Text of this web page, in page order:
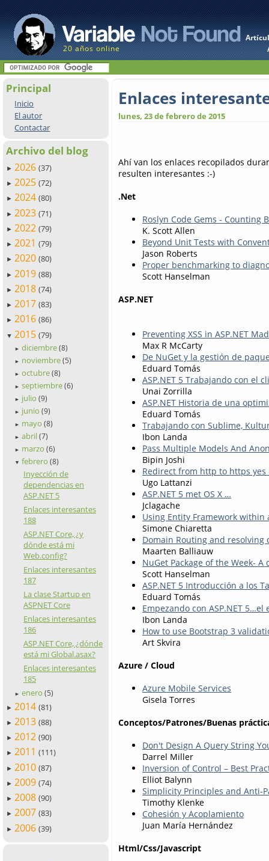
20 años online
Principal
Inicio
El autor
Contactar
Archivo del blog
► 2026 (37)
► 2025 (72)
► 2024 (80)
► 2023 (71)
► 2022 (79)
► 2021 (79)
► 2020 (80)
► 2019 (88)
► 2018 (74)
► 2017 (83)
► 2016 (86)
▼ 2015 (79)
► diciembre (8)
► noviembre (5)
► octubre (8)
► septiembre (6)
► julio (9)
► junio (9)
► mayo (8)
► abril (7)
► marzo (6)
▼ febrero (8)
Inyección de
dependencias en
ASP.NET 5
Enlaces interesantes
188
ASP.NET Core, ¿y
dónde está mi
Web.config?
Enlaces interesantes
187
La clase Startup en
ASPNET Core
Enlaces interesantes
186
ASP.NET Core, ¿dónde
está mi Global.asax?
Enlaces interesantes
185
► enero (5)
► 2014 (81)
► 2013 (88)
► 2012 (90)
► 2011 (111)
► 2010 (87)
► 2009 (74)
► 2008 (90)
► 2007 (83)
► 2006 (39)
Enlaces
lunes, 23 de febrero de 2015
Ahí van los enlaces recopilados
resulten interesantes :-)
.Net
Roslyn Code Gems - Counting
K. Scott Allen
Beyond Unit Tests with
Jason Roberts
Proper benchmarking to
Scott Hanselman
ASP.NET
Preventing XSS in ASP.NET
Max R McCarty
De NuGet y la gestión de
Eduard Tomás
ASP.NET 5 Trabajando con el
Unai Zorrilla
ASP.NET Historia de una
Eduard Tomás
Trabajando con Sublime,
Ibon Landa
Pass Multiple Models And
Bipin Joshi
Redirect from http to https yes
Ugo Lattanzi
ASP.NET 5 met OS X …
Jclagache
Using Entity Framework
Simone Chiaretta
Domain Routing and resolving
Maarten Balliauw
NuGet Package of the Week-
Scott Hanselman
ASP.NET 5 Introducción a los
Eduard Tomás
Empezando con ASP.NET 5…el
Ibon Landa
How to use Bootstrap 3
Art Skvira
Azure / Cloud
Azure Mobile Services
Gisela Torres
Conceptos/Patrones/Buenas
Don't Design A Query String
Darrel Miller
Inversion of Control – Best
Elliot Balynn
Simplicity Principles and Anti-
Timothy Klenke
Cohesión y Acoplamiento
Juan María Hernández
Html/Css/Javascript